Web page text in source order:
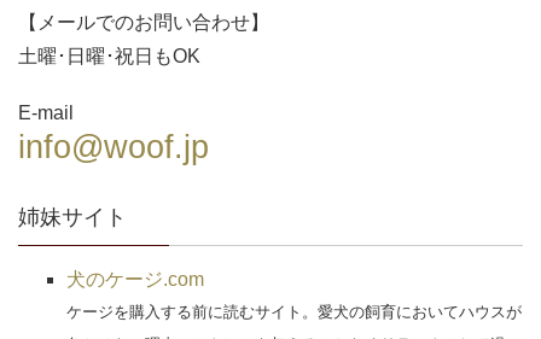
【メールでのお問い合わせ】
土曜･日曜･祝日もOK
E-mail
info@woof.jp
姉妹サイト
犬のケージ.com
ケージを購入する前に読むサイト。愛犬の飼育においてハウスが